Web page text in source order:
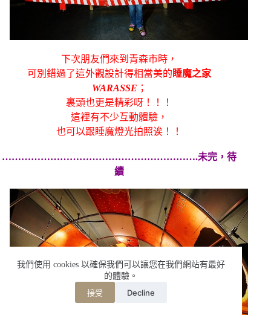
我們使用 cookies 以確保我們可以讓您在我們網站有最好
的體驗。
接受 Decline
下次朋友們來到青森市時，
可別錯過了這外觀設計得相當美的睡魔之家
WARASSE ；
裏頭也更是精彩呀！！！
這裡有不少互動體驗，
也可以跟睡魔燈光拍照诶！！
…………………………………………………….未完，待
續